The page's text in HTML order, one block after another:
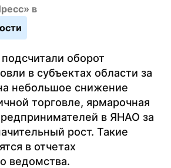
в
оборот
в субъектах области за
небольшое снижение
торговле, ярмарочная
в ЯНАО за
рост. Такие
в отчетах
ведомства.